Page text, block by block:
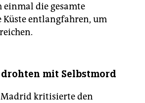
einmal die gesamte
entlangfahren, um
drohten mit Selbstmord
kritisierte den